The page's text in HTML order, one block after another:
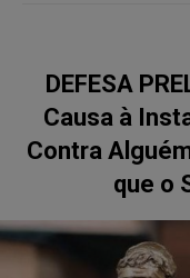
DEFESA
Causa à
Contra
que o